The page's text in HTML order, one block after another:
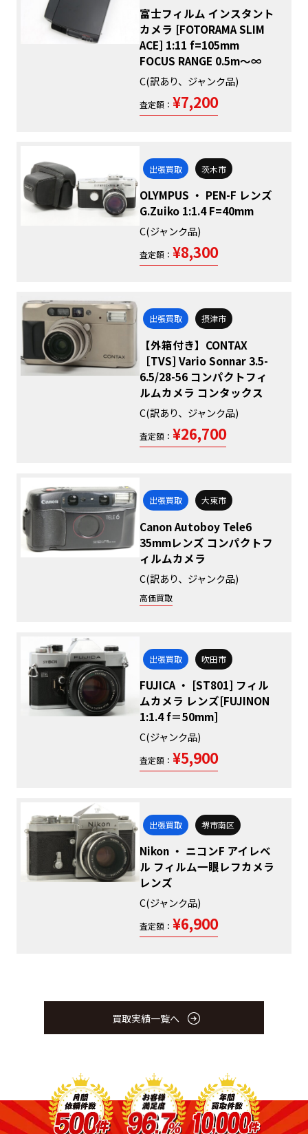
富士フィルム インスタント
カメラ [FOTORAMA SLIM
ACE] 1:11 f=105mm
FOCUS RANGE 0.5m～∞
C(訳あり、ジャンク品)
査定額： ¥7,200
出張買取 茨木市
OLYMPUS ・ PEN-F レンズ
G.Zuiko 1:1.4 F=40mm
C(ジャンク品)
査定額： ¥8,300
出張買取 摂津市
【外箱付き】CONTAX
［TVS] Vario Sonnar 3.5-
6.5/28-56 コンパクトフィ
ルムカメラ コンタックス
C(訳あり、ジャンク品)
査定額： ¥26,700
出張買取 大東市
Canon Autoboy Tele6
35mmレンズ コンパクトフ
ィルムカメラ
C(訳あり、ジャンク品)
高価買取
出張買取 吹田市
FUJICA ・ [ST801] フィル
ムカメラ レンズ[FUJINON
1:1.4 f＝50mm]
C(ジャンク品)
査定額： ¥5,900
出張買取 堺市南区
Nikon ・ ニコンF アイレベ
ル フィルム一眼レフカメラ
レンズ
C(ジャンク品)
査定額： ¥6,900
買取実績一覧へ